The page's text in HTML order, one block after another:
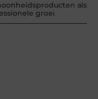
als
groei